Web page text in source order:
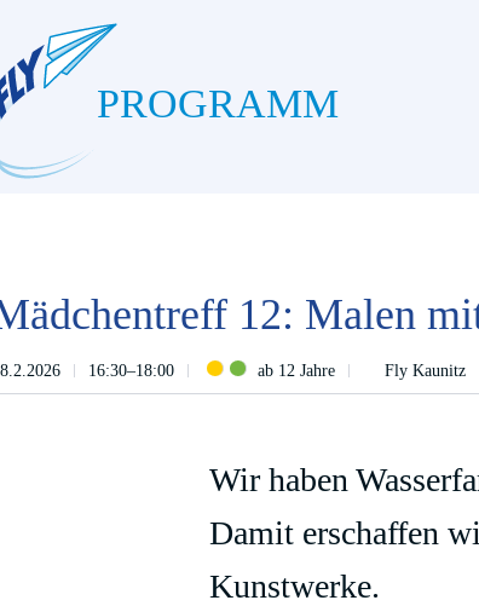
PROGRAMM
12: Malen
16:30–18:00 ab 12 Jahre Fly Kaunitz
Wir haben
Damit erschaffen
Kunstwerke.